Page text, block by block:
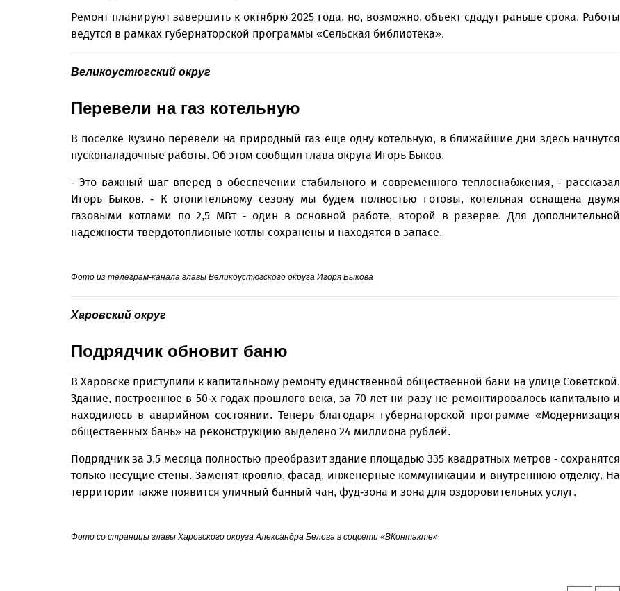
Ремонт планируют завершить к октябрю 2025 года, но, возможно, объект сдадут раньше срока. Работы
ведутся в рамках губернаторской программы «Сельская библиотека».
Великоустюгский округ
Перевели на газ котельную
В поселке Кузино перевели на природный газ еще одну котельную, в ближайшие дни здесь начнутся
пусконаладочные работы. Об этом сообщил глава округа Игорь Быков.
- Это важный шаг вперед в обеспечении стабильного и современного теплоснабжения, - рассказал
Игорь Быков. - К отопительному сезону мы будем полностью готовы, котельная оснащена двумя
газовыми котлами по 2,5 МВт - один в основной работе, второй в резерве. Для дополнительной
надежности твердотопливные котлы сохранены и находятся в запасе.
Фото из телеграм-канала главы Великоустюгского округа Игоря Быкова
Харовский округ
Подрядчик обновит баню
В Харовске приступили к капитальному ремонту единственной общественной бани на улице Советской.
Здание, построенное в 50-х годах прошлого века, за 70 лет ни разу не ремонтировалось капитально и
находилось в аварийном состоянии. Теперь благодаря губернаторской программе «Модернизация
общественных бань» на реконструкцию выделено 24 миллиона рублей.
Подрядчик за 3,5 месяца полностью преобразит здание площадью 335 квадратных метров - сохранятся
только несущие стены. Заменят кровлю, фасад, инженерные коммуникации и внутреннюю отделку. На
территории также появится уличный банный чан, фуд-зона и зона для оздоровительных услуг.
Фото со страницы главы Харовского округа Александра Белова в соцсети «ВКонтакте»